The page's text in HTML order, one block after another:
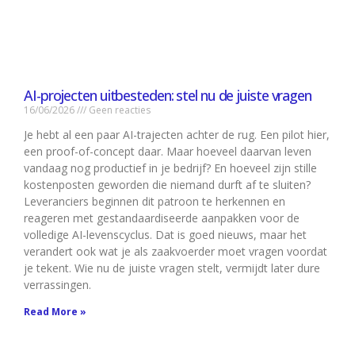
AI-projecten uitbesteden: stel nu de juiste vragen
16/06/2026 Geen reacties
Je hebt al een paar AI-trajecten achter de rug. Een pilot hier,
een proof-of-concept daar. Maar hoeveel daarvan leven
vandaag nog productief in je bedrijf? En hoeveel zijn stille
kostenposten geworden die niemand durft af te sluiten?
Leveranciers beginnen dit patroon te herkennen en
reageren met gestandaardiseerde aanpakken voor de
volledige AI-levenscyclus. Dat is goed nieuws, maar het
verandert ook wat je als zaakvoerder moet vragen voordat
je tekent. Wie nu de juiste vragen stelt, vermijdt later dure
verrassingen.
Read More »